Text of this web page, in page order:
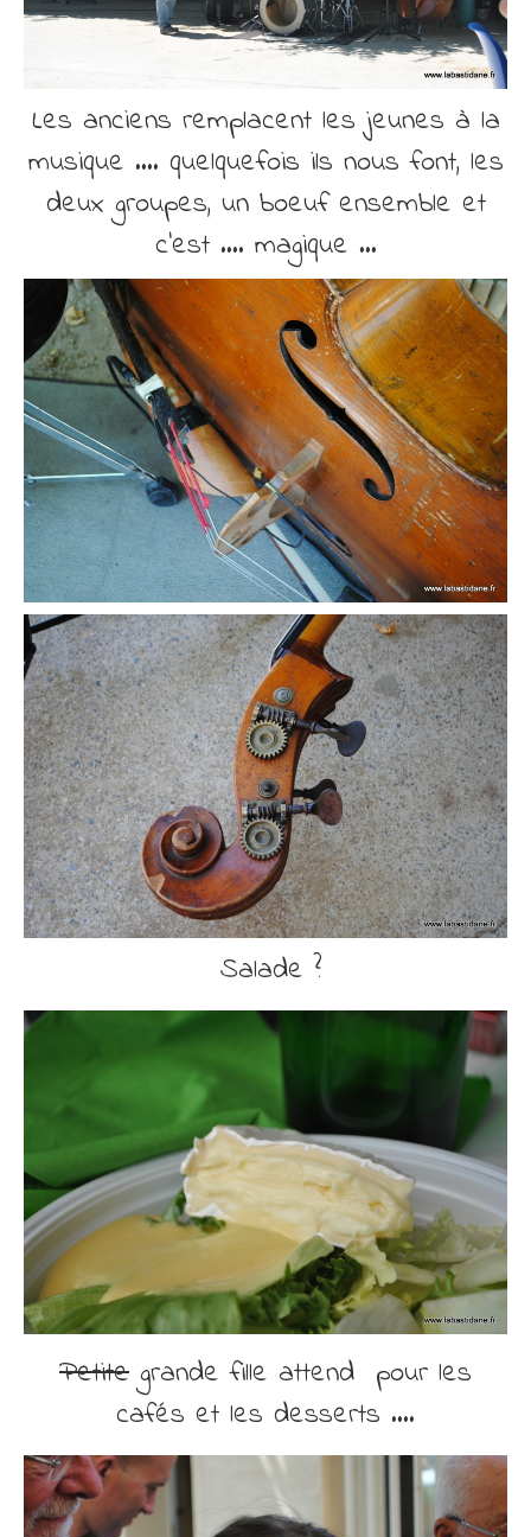
Les anciens remplacent les jeunes à la
musique …. quelquefois ils nous font, les
deux groupes, un boeuf ensemble et
c’est …. magique …
Salade ?
Petite grande fille attend pour les
cafés et les desserts ….